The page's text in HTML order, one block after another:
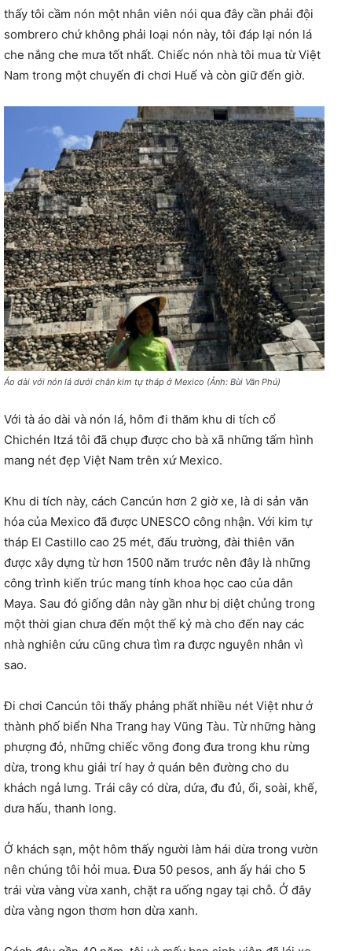
thấy tôi cầm nón một nhân viên nói qua đây cần phải đội
sombrero chứ không phải loại nón này, tôi đáp lại nón lá
che nắng che mưa tốt nhất. Chiếc nón nhà tôi mua từ Việt
Nam trong một chuyến đi chơi Huế và còn giữ đến giờ.
Áo dài với nón lá dưới chân kim tự tháp ở Mexico (Ảnh: Bùi Văn Phú)
Với tà áo dài và nón lá, hôm đi thăm khu di tích cổ
Chichén Itzá tôi đã chụp được cho bà xã những tấm hình
mang nét đẹp Việt Nam trên xứ Mexico.
Khu di tích này, cách Cancún hơn 2 giờ xe, là di sản văn
hóa của Mexico đã được UNESCO công nhận. Với kim tự
tháp El Castillo cao 25 mét, đấu trường, đài thiên văn
được xây dựng từ hơn 1500 năm trước nên đây là những
công trình kiến trúc mang tính khoa học cao của dân
Maya. Sau đó giống dân này gần như bị diệt chủng trong
một thời gian chưa đến một thế kỷ mà cho đến nay các
nhà nghiên cứu cũng chưa tìm ra được nguyên nhân vì
sao.
Đi chơi Cancún tôi thấy phảng phất nhiều nét Việt như ở
thành phố biển Nha Trang hay Vũng Tàu. Từ những hàng
phượng đỏ, những chiếc võng đong đưa trong khu rừng
dừa, trong khu giải trí hay ở quán bên đường cho du
khách ngả lưng. Trái cây có dừa, dứa, đu đủ, ổi, soài, khế,
dưa hấu, thanh long.
Ở khách sạn, một hôm thấy người làm hái dừa trong vườn
nên chúng tôi hỏi mua. Đưa 50 pesos, anh ấy hái cho 5
trái vừa vàng vừa xanh, chặt ra uống ngay tại chỗ. Ở đây
dừa vàng ngon thơm hơn dừa xanh.